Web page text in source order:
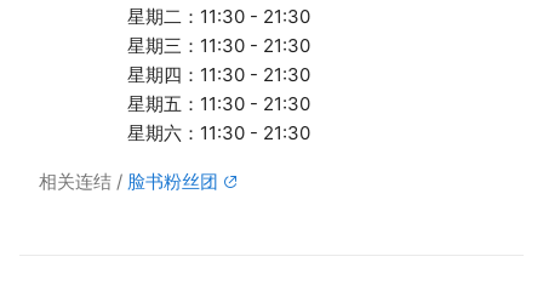
星期二：11:30 - 21:30
星期三：11:30 - 21:30
星期四：11:30 - 21:30
星期五：11:30 - 21:30
星期六：11:30 - 21:30
相关连结 脸书粉丝团